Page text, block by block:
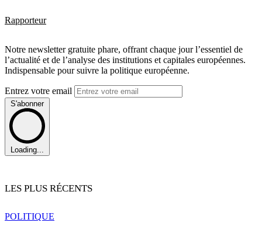
Rapporteur
Notre newsletter gratuite phare, offrant chaque jour l’essentiel de
l’actualité et de l’analyse des institutions et capitales européennes.
Indispensable pour suivre la politique européenne.
Entrez votre email
S'abonner
Loading...
LES PLUS RÉCENTS
POLITIQUE